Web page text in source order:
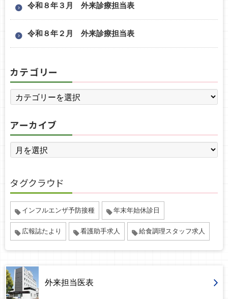
令和８年３月 外来診療担当表
令和８年２月 外来診療担当表
カテゴリー
アーカイブ
タグクラウド
インフルエンザ予防接種 年末年始休診日
広報誌たより 看護助手求人 給食調理スタッフ求人
外来担当医表